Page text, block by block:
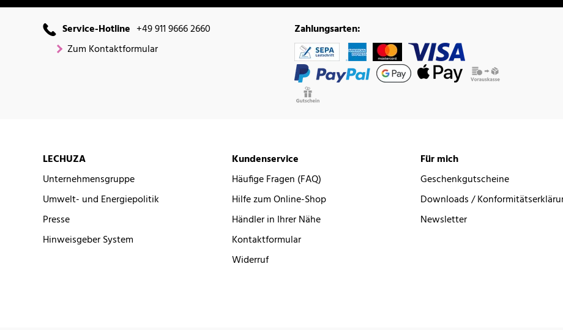
Service-Hotline +49 911 9666 2660
Zum Kontaktformular
Zahlungsarten:
LECHUZA
Unternehmensgruppe
Umwelt- und Energiepolitik
Presse
Hinweisgeber System
Kundenservice
Häufige Fragen (FAQ)
Hilfe zum Online-Shop
Händler in Ihrer Nähe
Kontaktformular
Widerruf
Für mich
Geschenkgutscheine
Downloads /
Newsletter